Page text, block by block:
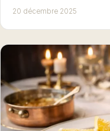
20 décembre 2025